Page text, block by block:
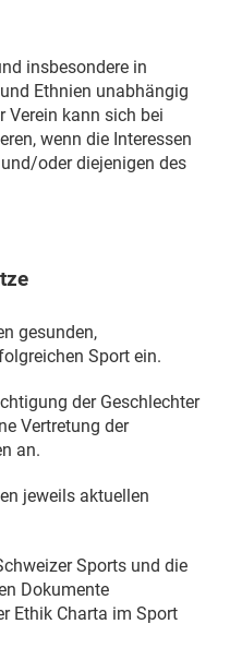
insbesondere in
Ethnien unabhängig
Verein kann sich bei
wenn die Interessen
oder diejenigen des
gesunden,
Sport ein.
der Geschlechter
Vertretung der
an.
jeweils aktuellen
Sports und die
Dokumente
Ethik Charta im Sport